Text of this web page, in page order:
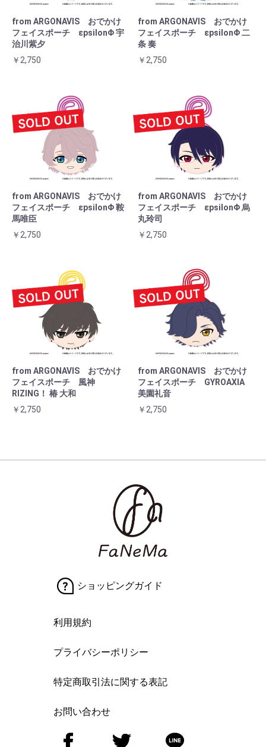
from ARGONAVIS おでかけ
フェイスポーチ εpsilonΦ 宇
治川紫夕
￥2,750
from ARGONAVIS おでかけ
フェイスポーチ εpsilonΦ 二
条 奏
￥2,750
from ARGONAVIS おでかけ
フェイスポーチ εpsilonΦ 鞍
馬唯臣
￥2,750
from ARGONAVIS おでかけ
フェイスポーチ εpsilonΦ 烏
丸玲司
￥2,750
from ARGONAVIS おでかけ
フェイスポーチ 風神
RIZING！ 椿 大和
￥2,750
from ARGONAVIS おでかけ
フェイスポーチ GYROAXIA
美園礼音
￥2,750
ショッピングガイド
利用規約
プライバシーポリシー
特定商取引法に関する表記
お問い合わせ